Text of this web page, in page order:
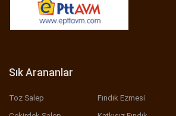
Sık Arananlar
Toz Salep
Fındık Ezmesi